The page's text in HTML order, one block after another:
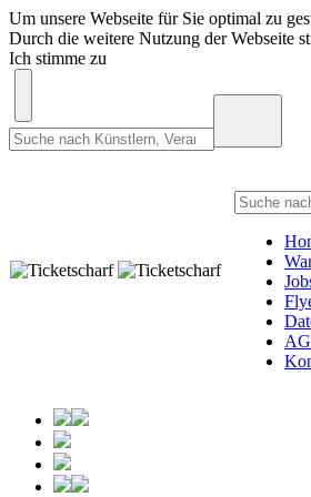
Um unsere Webseite für Sie optimal zu
Durch die weitere Nutzung der Webseite
Ich stimme zu